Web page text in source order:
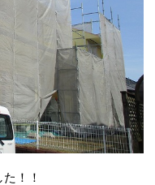
！！